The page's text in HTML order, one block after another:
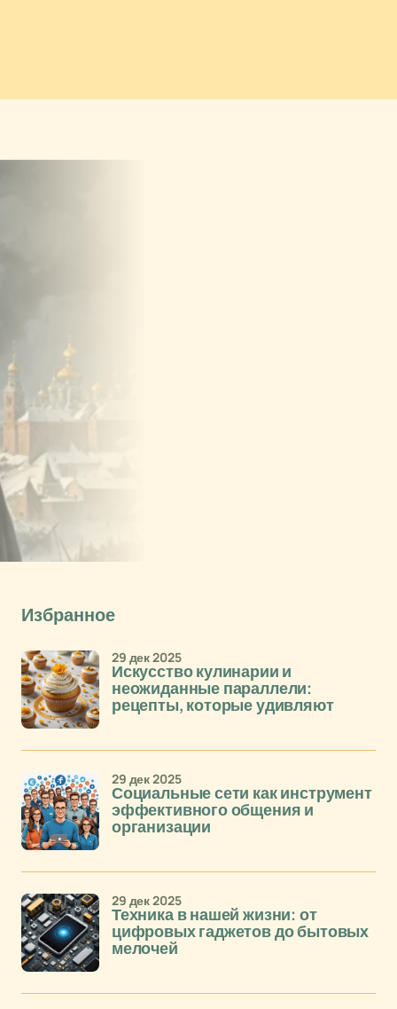
Избранное
Искусство кулинарии и
неожиданные параллели:
рецепты, которые удивляют
29 дек 2025
Социальные сети как инструмент
эффективного общения и
организации
29 дек 2025
Техника в нашей жизни: от
цифровых гаджетов до бытовых
мелочей
29 дек 2025